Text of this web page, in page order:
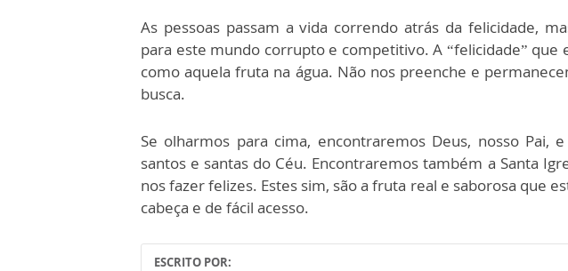
As pessoas passam a vida correndo atrás da felicidade,
para este mundo corrupto e competitivo. A “felicidade” que
como aquela fruta na água. Não nos preenche e
busca.
Se olharmos para cima, encontraremos Deus, nosso Pai,
santos e santas do Céu. Encontraremos também a Santa
nos fazer felizes. Estes sim, são a fruta real e saborosa que
cabeça e de fácil acesso.
ESCRITO POR: